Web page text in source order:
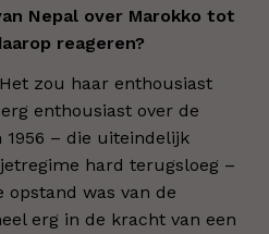
Nepal over Marokko tot
reageren?
zou haar enthousiast
enthousiast over de
1956 – die uiteindelijk
hard terugsloeg –
opstand was van de
erg in de kracht van een